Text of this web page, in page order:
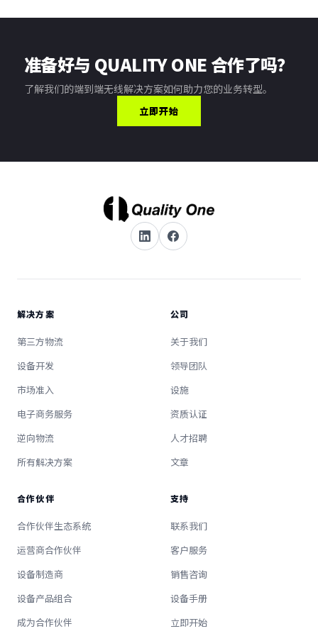
准备好与 QUALITY ONE 合作了吗？
了解我们的端到端无线解决方案如何助力您的业务转型。
立即开始
解决方案
第三方物流
设备开发
市场准入
电子商务服务
逆向物流
所有解决方案
公司
关于我们
领导团队
设施
资质认证
人才招聘
文章
合作伙伴
合作伙伴生态系统
运营商合作伙伴
设备制造商
设备产品组合
成为合作伙伴
支持
联系我们
客户服务
销售咨询
设备手册
立即开始